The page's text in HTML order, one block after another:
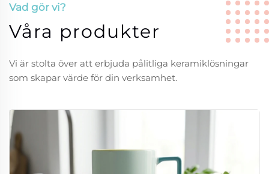
Vad gör vi?
Våra produkter
Vi är stolta över att erbjuda pålitliga keramiklösningar
som skapar värde för din verksamhet.